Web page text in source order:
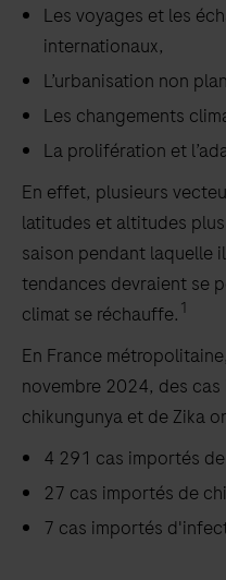
Les voyages et les
internationaux,
L’urbanisation non
Les changements
La prolifération et
En effet, plusieurs
latitudes et altitudes
saison pendant laquelle
tendances devraient se
climat se réchauffe. 1
En France
novembre 2024, des
chikungunya et de Zika
4 291 cas importés
27 cas importés de
7 cas importés